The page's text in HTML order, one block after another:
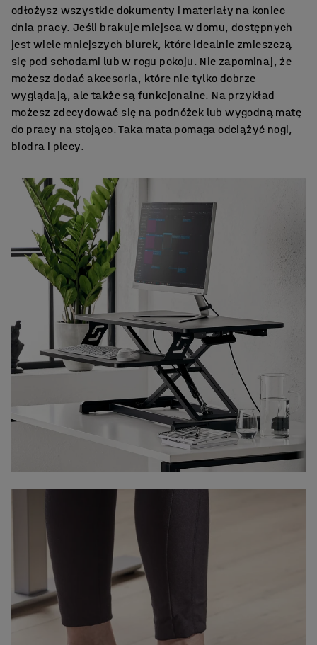
odłożysz wszystkie dokumenty i materiały na koniec
dnia pracy. Jeśli brakuje miejsca w domu, dostępnych
jest wiele mniejszych biurek, które idealnie zmieszczą
się pod schodami lub w rogu pokoju. Nie zapominaj, że
możesz dodać akcesoria, które nie tylko dobrze
wyglądają, ale także są funkcjonalne. Na przykład
możesz zdecydować się na podnóżek lub wygodną matę
do pracy na stojąco. Taka mata pomaga odciążyć nogi,
biodra i plecy.